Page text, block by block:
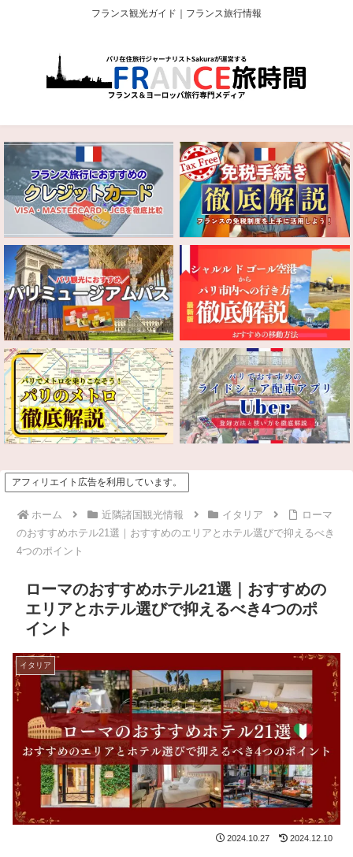
フランス観光ガイド｜フランス旅行情報
アフィリエイト広告を利用しています。
ホーム 近隣諸国観光情報 イタリア
ローマ
のおすすめホテル21選｜おすすめのエリアとホテル選びで抑えるべき
4つのポイント
ローマのおすすめホテル21選｜おすすめの
エリアとホテル選びで抑えるべき4つのポ
イント
イタリア
2024.10.27 2024.12.10